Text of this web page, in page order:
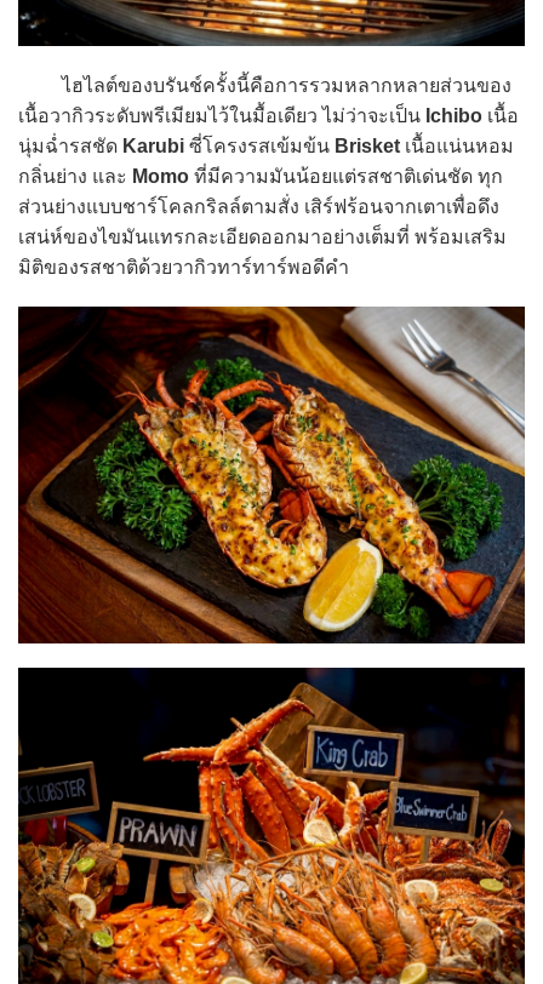
ไฮไลต์ของบรันช์ครั้งนี้คือการรวมหลากหลายส่วนของ
เนื้อวากิวระดับพรีเมียมไว้ในมื้อเดียว ไม่ว่าจะเป็น Ichibo เนื้อ
นุ่มฉ่ำรสชัด Karubi ซี่โครงรสเข้มข้น Brisket เนื้อแน่นหอม
กลิ่นย่าง และ Momo ที่มีความมันน้อยแต่รสชาติเด่นชัด ทุก
ส่วนย่างแบบชาร์โคลกริลล์ตามสั่ง เสิร์ฟร้อนจากเตาเพื่อดึง
เสน่ห์ของไขมันแทรกละเอียดออกมาอย่างเต็มที่ พร้อมเสริม
มิติของรสชาติด้วยวากิวทาร์ทาร์พอดีคำ